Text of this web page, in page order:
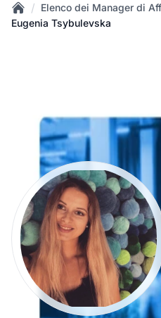
Home
/ Elenco dei Manager di
Eugenia Tsybulevska